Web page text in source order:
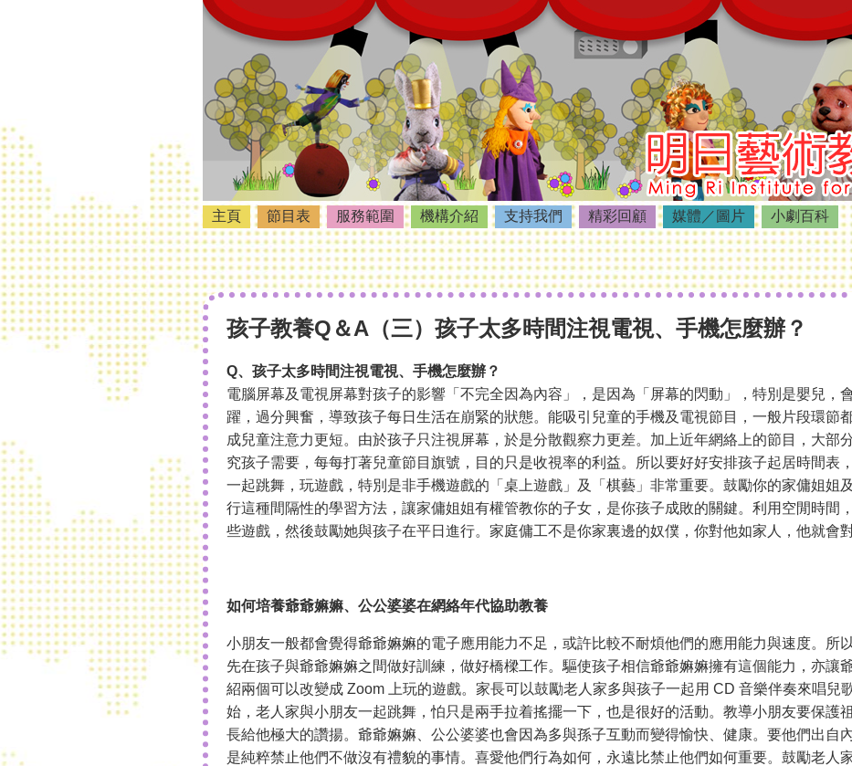
主頁 節目表 服務範圍 機構介紹 支持我們 精彩回顧 媒體／圖片 小劇百科
孩子教養Q＆A（三）孩子太多時間注視電視、手機怎麼辦？
Q、孩子太多時間注視電視、手機怎麼辦？
電腦屏幕及電視屏幕對孩子的影響「不完全因為內容」，是因為「屏幕的閃動」，特別是嬰兒，
躍，過分興奮，導致孩子每日生活在崩緊的狀態。能吸引兒童的手機及電視節目，一般片段環節
成兒童注意力更短。由於孩子只注視屏幕，於是分散觀察力更差。加上近年網絡上的節目，大部
究孩子需要，每每打著兒童節目旗號，目的只是收視率的利益。所以要好好安排孩子起居時間表
一起跳舞，玩遊戲，特別是非手機遊戲的「桌上遊戲」及「棋藝」非常重要。鼓勵你的家傭姐姐
行這種間隔性的學習方法，讓家傭姐姐有權管教你的子女，是你孩子成敗的關鍵。利用空閒時間
些遊戲，然後鼓勵她與孩子在平日進行。家庭傭工不是你家裏邊的奴僕，你對他如家人，他就會
如何培養爺爺嫲嫲、公公婆婆在網絡年代協助教養
小朋友一般都會覺得爺爺嫲嫲的電子應用能力不足，或許比較不耐煩他們的應用能力與速度。所
先在孩子與爺爺嫲嫲之間做好訓練，做好橋樑工作。驅使孩子相信爺爺嫲嫲擁有這個能力，亦讓
紹兩個可以改變成 Zoom 上玩的遊戲。家長可以鼓勵老人家多與孩子一起用 CD 音樂伴奏來唱兒
始，老人家與小朋友一起跳舞，怕只是兩手拉着搖擺一下，也是很好的活動。教導小朋友要保護
長給他極大的讚揚。爺爺嫲嫲、公公婆婆也會因為多與孫子互動而變得愉快、健康。要他們出自
是純粹禁止他們不做沒有禮貌的事情。喜愛他們行為如何，永遠比禁止他們如何重要。鼓勵老人